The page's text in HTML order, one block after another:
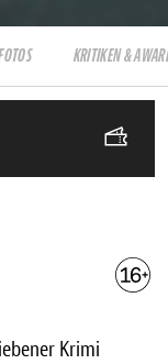
KRITIKEN &
Krimi